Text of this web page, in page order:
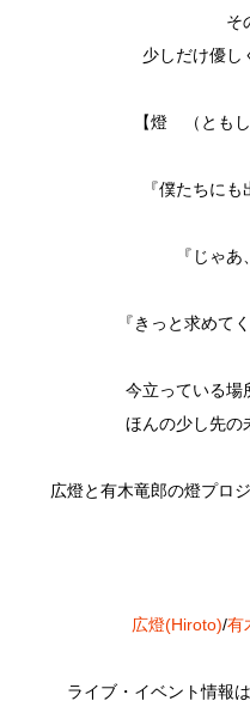
そ
少しだけ優し
【燈 （とも
『僕たちにも
『じゃあ
『きっと求めて
今立っている場
ほんの少し先の
広燈と有木竜郎の燈プロ
広燈(Hiroto)/有
ライブ・イベント情報